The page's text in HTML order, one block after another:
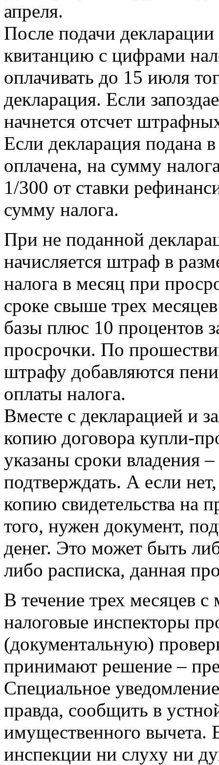
апреля.
После подачи
квитанцию с цифрами
оплачивать до 15 июля
декларация. Если
начнется отсчет
Если декларация подана
оплачена, на сумму
1/300 от ставки
сумму налога.
При не поданной
начисляется штраф в
налога в месяц при
сроке свыше трех
базы плюс 10 процентов
просрочки. По
штрафу добавляются
оплаты налога.
Вместе с декларацией и
копию договора купли-
указаны сроки владения
подтверждать. А если
копию свидетельства на
того, нужен документ,
денег. Это может быть
либо расписка, данная
В течение трех месяцев
налоговые инспекторы
(документальную)
принимают решение –
Специальное
правда, сообщить в
имущественного вычета.
инспекции ни слуху ни